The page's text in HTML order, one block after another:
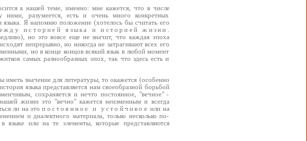
к нашей теме, именно: мне кажется, что в числе
ними, разумеется, есть и очень много конкретных
Я напомню положение (хотелось бы считать его
историей языка и историей жизни
но это вовсе еще не значит, что каждая эпоха
непрерывно, но никогда не затрагивают всех его
но в конце концов всякий язык в любой момент
самых разнообразных эпох, так что здесь есть и
значение для литературы, то окажется (особенно
языка представляется нам своеобразной борьбой
сохраняется и нечто постоянное, "вечное" -
жизни это "вечно" кажется неизменным и всегда
ли на этопостоянное и устойчивое или на
и диалектного материала, только несколько по-
языке или на те элементы, которые представляются